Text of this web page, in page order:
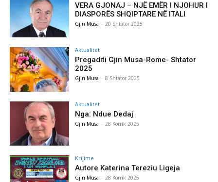
VERA GJONAJ – NJË EMËR I NJOHUR I
DIASPORËS SHQIPTARE NË ITALI
Gjin Musa - 20 Shtator 2025
Aktualitet
Pregaditi Gjin Musa-Rome- Shtator
2025
Gjin Musa - 8 Shtator 2025
Aktualitet
Nga: Ndue Dedaj
Gjin Musa - 28 Korrik 2025
Krijime
Autore Katerina Tereziu Ligeja
Gjin Musa - 28 Korrik 2025